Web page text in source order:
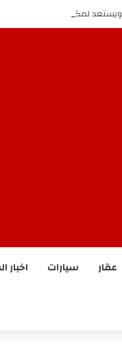
لمكسب أسبوعي بنحو 5%
عقار سيارات اخبار